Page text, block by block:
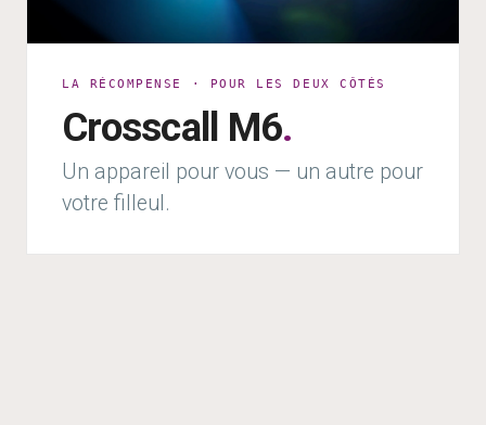
LA RÉCOMPENSE · POUR LES DEUX CÔTÉS
Crosscall M6.
Un appareil pour vous — un autre pour
votre filleul.